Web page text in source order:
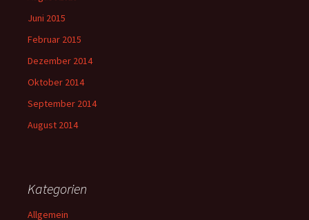
Juni 2015
Februar 2015
Dezember 2014
Oktober 2014
September 2014
August 2014
Kategorien
Allgemein